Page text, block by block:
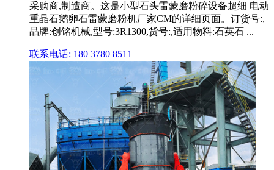
采购商,制造商。这是小型石头雷蒙磨粉碎设备超细 电动
重晶石鹅卵石雷蒙磨粉机厂家CM的详细页面。订货号:,
品牌:创铭机械,型号:3R1300,货号:,适用物料:石英石 ...
联系电话: 180 3780 8511